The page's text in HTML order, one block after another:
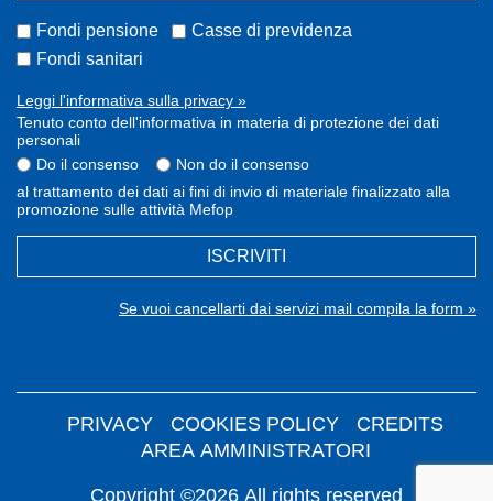
Fondi pensione
Casse di previdenza
Fondi sanitari
Leggi l'informativa sulla privacy »
Tenuto conto dell'informativa in materia di protezione dei dati
personali
Do il consenso
Non do il consenso
al trattamento dei dati ai fini di invio di materiale finalizzato alla
promozione sulle attività Mefop
ISCRIVITI
Se vuoi cancellarti dai servizi mail compila la form »
Copyright ©2026 All rights reserved
PRIVACY COOKIES POLICY
CREDITS
AREA AMMINISTRATORI